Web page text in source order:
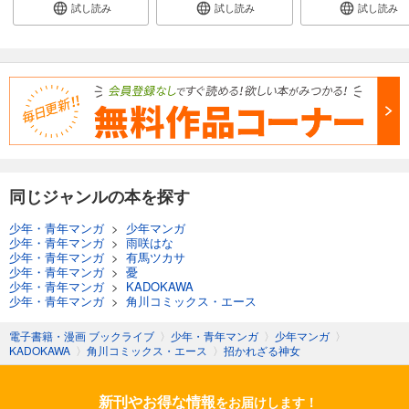
試し読み 試し読み 試し読み
同じジャンルの本を探す
少年・青年マンガ> 少年マンガ
少年・青年マンガ> 雨咲はな
少年・青年マンガ> 有馬ツカサ
少年・青年マンガ> 憂
少年・青年マンガ> KADOKAWA
少年・青年マンガ> 角川コミックス・エース
電子書籍・漫画 ブックライブ 〉 少年・青年マンガ 〉 少年マンガ 〉
KADOKAWA 〉 角川コミックス・エース 〉 招かれざる神女
新刊やお得な情報をお届けします！